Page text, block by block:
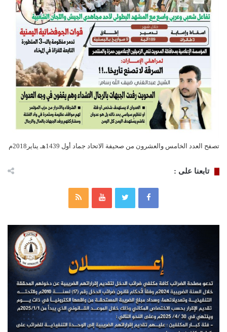
تصفح العدد الخامس والعشرون من صحيفة الاتحاد جماد أول 1439هـ يناير2018م
تابعنا على :